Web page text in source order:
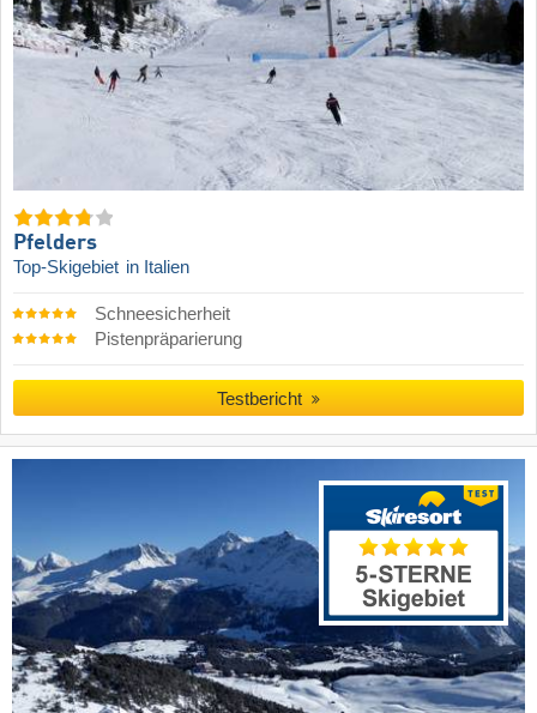
Pfelders
Top-Skigebiet in Italien
Schneesicherheit
Pistenpräparierung
Testbericht